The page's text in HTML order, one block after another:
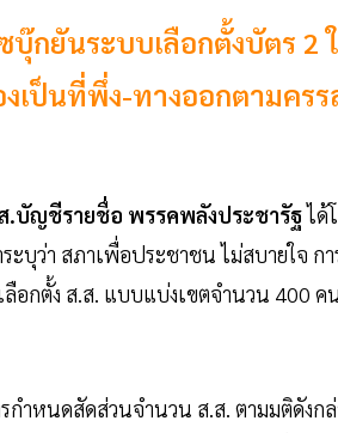
บุ๊กยันระบบเลือกตั้งบัตร 2
เป็นที่พึ่ง-ทางออกตามครร
.บัญชีรายชื่อ พรรคพลังประชารัฐได้
ะบุว่า สภาเพื่อประชาชน ไม่สบายใจ
ลือกตั้ง ส.ส. แบบแบ่งเขตจำนวน 400
กำหนดสัดส่วนจำนวน ส.ส. ตามมติดัง